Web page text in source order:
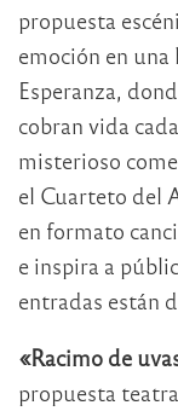
propuesta
emoción en
Esperanza,
cobran vida
misterioso
el Cuarteto del
en formato
e inspira a
entradas están
«Racimo de
propuesta